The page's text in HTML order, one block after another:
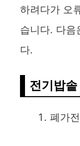
하려다가 오
습니다. 다음
다.
전기밥
폐가